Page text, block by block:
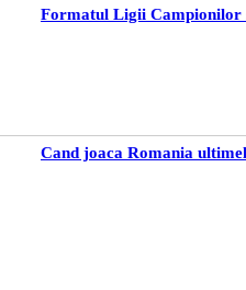
Formatul Ligii Campionilor
Cand joaca Romania